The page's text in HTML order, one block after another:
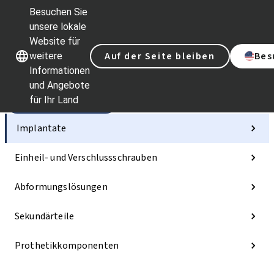
Besuchen Sie
unsere lokale
Website für
weitere
Informationen
und Angebote
für Ihr Land
Auf der Seite bleiben
Unsere MarkenUnsere Marken
Kategorien
Implantate
Einheil- und Verschlussschrauben
Abformungslösungen
Sekundärteile
Prothetikkomponenten